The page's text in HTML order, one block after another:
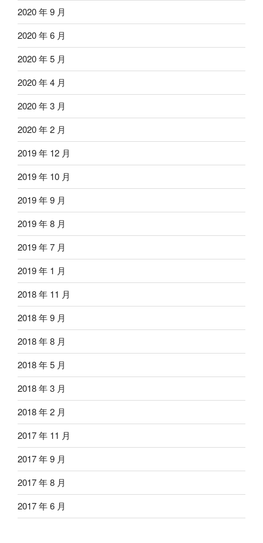
2020 年 9 月
2020 年 6 月
2020 年 5 月
2020 年 4 月
2020 年 3 月
2020 年 2 月
2019 年 12 月
2019 年 10 月
2019 年 9 月
2019 年 8 月
2019 年 7 月
2019 年 1 月
2018 年 11 月
2018 年 9 月
2018 年 8 月
2018 年 5 月
2018 年 3 月
2018 年 2 月
2017 年 11 月
2017 年 9 月
2017 年 8 月
2017 年 6 月